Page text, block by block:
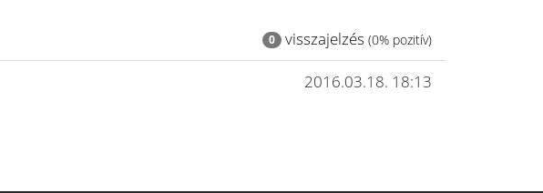
0 visszajelzés (0% pozitív)
2016.03.18. 18:13